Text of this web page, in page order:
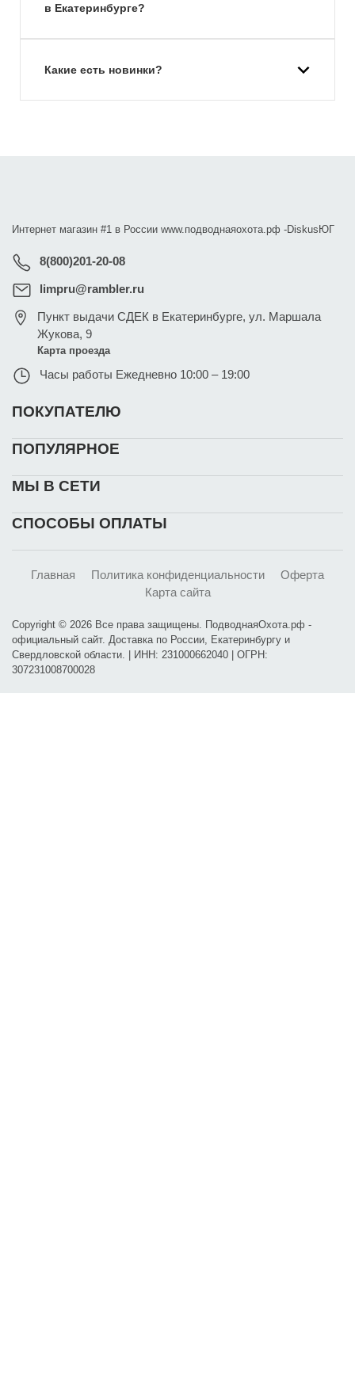
в Екатеринбурге?
Какие есть новинки?
Интернет магазин #1 в России www.подводнаяохота.рф -DiskusЮГ
8(800)201-20-08
limpru@rambler.ru
Пункт выдачи СДЕК в Екатеринбурге,ул. Маршала
Жукова, 9
Карта проезда
Часы работы Ежедневно 10:00 – 19:00
ПОКУПАТЕЛЮ
ПОПУЛЯРНОЕ
МЫ В СЕТИ
СПОСОБЫ ОПЛАТЫ
Главная Политика конфиденциальности
Оферта
Карта сайта
Copyright © 2026 Все права защищены. ПодводнаяОхота.рф -
официальный сайт. Доставка по России, Екатеринбургу и
Свердловской области. | ИНН: 231000662040 | ОГРН:
307231008700028